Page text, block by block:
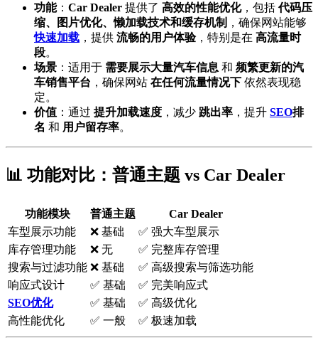
功能： Car Dealer 提供了 高效的性能优化，包括代码压
缩、图片优化、懒加载技术和缓存机制 ，确保网站能够
快速加载 ，提供 流畅的用户体验，特别是在 高流量时
段。
场景 ：适用于 需要展示大量汽车信息 和 频繁更新的汽
车销售平台 ，确保网站 在任何流量情况下 依然表现稳
定。
价值 ：通过 提升加载速度 ，减少 跳出率 ，提升 SEO排
名 和 用户留存率。
📊 功能对比：普通主题 vs Car Dealer
功能模块 普通主题
Car Dealer
车型展示功能
❌ 基础
✅ 强大车型展示
库存管理功能
❌ 无
✅ 完整库存管理
搜索与过滤功能 ❌ 基础
✅ 高级搜索与筛选功能
响应式设计
✅ 基础
✅ 完美响应式
SEO优化
✅ 基础
✅ 高级优化
高性能优化
✅ 一般 ✅ 极速加载